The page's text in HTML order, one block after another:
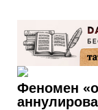
Феномен